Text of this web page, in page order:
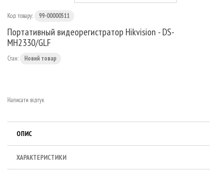
Код товару: 99-00000511
Портативный видеорегистратор Hikvision - DS-
MH2330/GLF
Стан: Новий товар
Написати відгук
ОПИС
ХАРАКТЕРИСТИКИ